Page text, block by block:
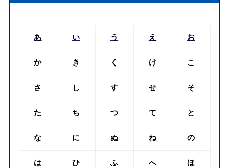
あ い う え お
か き く け こ
さ し す せ そ
た ち つ て と
な に ぬ ね の
は ひ ふ へ ほ